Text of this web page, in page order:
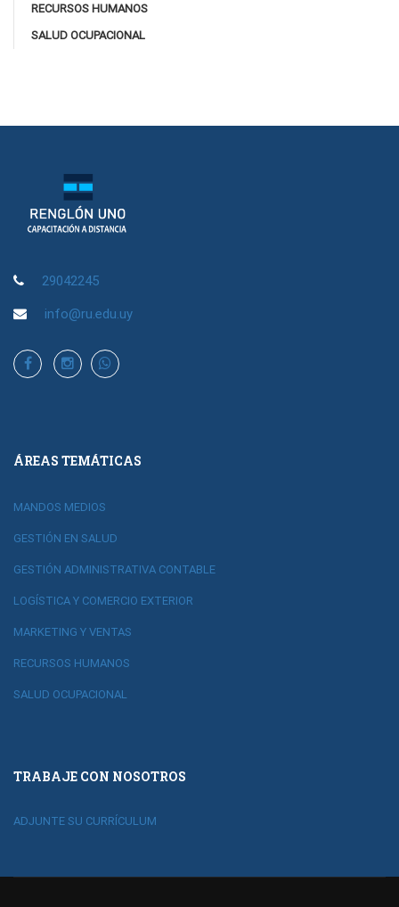
RECURSOS HUMANOS
SALUD OCUPACIONAL
29042245
info@ru.edu.uy
ÁREAS TEMÁTICAS
MANDOS MEDIOS
GESTIÓN EN SALUD
GESTIÓN ADMINISTRATIVA CONTABLE
LOGÍSTICA Y COMERCIO EXTERIOR
MARKETING Y VENTAS
RECURSOS HUMANOS
SALUD OCUPACIONAL
TRABAJE CON NOSOTROS
ADJUNTE SU CURRÍCULUM